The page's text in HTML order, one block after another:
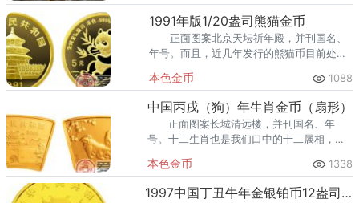
手时的策略也应该不同。本文
1991年版1/20盎司熊猫金币
正面图案北京天坛祈年殿，并刊国名、
年号。而且，近几年发行的熊猫币目前处于
条。
本色金币 1088
中国丙戌（狗）年生肖金币（扇形）
正面图案长城清远楼，并刊国名、年
号。十二生肖也是我们口中的十二属相，是
动物。
本色金币 1338
1997中国丁丑牛年金银铂币12盎司刘继卣所绘牛金币